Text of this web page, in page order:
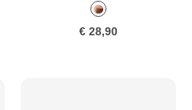
€ 28,90